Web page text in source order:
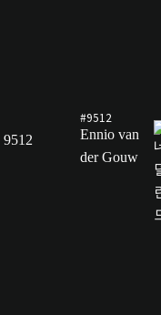
9512
#9512
Ennio van
der Gouw